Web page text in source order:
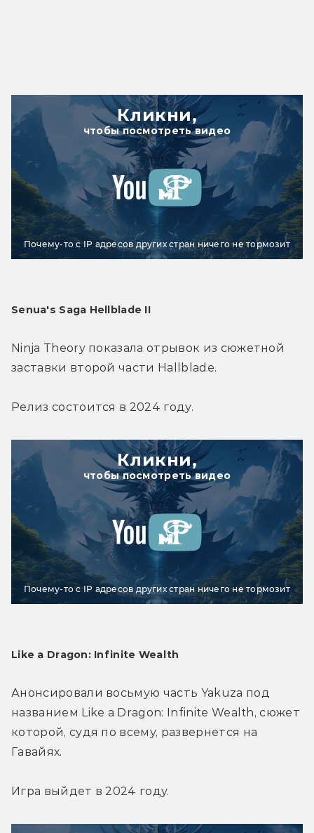
Кликни,
чтобы посмотреть видео
Почему-то с IP адресов других стран ничего не тормозит
Senua's Saga Hellblade II
Ninja Theory показала отрывок из сюжетной
заставки второй части Hallblade.
Релиз состоится в 2024 году.
Кликни,
чтобы посмотреть видео
Почему-то с IP адресов других стран ничего не тормозит
Like a Dragon: Infinite Wealth
Анонсировали восьмую часть Yakuza под
названием Like a Dragon: Infinite Wealth, сюжет
которой, судя по всему, развернется на
Гавайях.
Игра выйдет в 2024 году.